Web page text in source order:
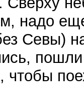
надо
Севы)
чтобы